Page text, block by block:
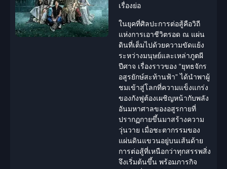
เรื่องย่อ
ในยุคที่ศิลปะการต่อสู้คือวิถี
แห่งการเอาชีวิตรอด ณ แผ่น
ดินที่เต็มไปด้วยความขัดแย้ง
ระหว่างมนุษย์และเหล่าภูตผี
ปีศาจ เรื่องราวของ “ยุทธจักร
อสูรยักษ์สะท้านฟ้า” ได้นำพาผู้
ชมเข้าสู่โลกที่ความแข็งแกร่ง
ของกังฟูต้องเผชิญหน้ากับพลัง
อันมหาศาลของอสูรกายที่
ปรากฏกายขึ้นมาสร้างความ
วุ่นวาย เมื่อชะตากรรมของ
แผ่นดินแขวนอยู่บนเส้นด้าย
การต่อสู้ที่เหนือกว่าทุกสรรพสิ่ง
จึงเริ่มต้นขึ้น พร้อมภารกิจ